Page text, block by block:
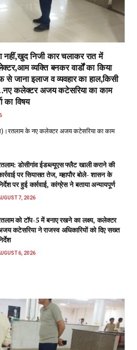
नहीं,खुद निजी कार चलाकर रात में
व्यक्ति बनकर वार्डों का किया
से जाना इलाज व व्यवहार का हाल,किसी
कलेक्टर अजय कटेसरिया का काम
का विषय
के नए कलेक्टर अजय कटेसरिया का काम
डोसीगांव ईडब्ल्यूएस फ्लैट खाली कराने की
पर सियासत तेज, महापौर बोले- शासन के
पर हुई कार्रवाई, कांग्रेस ने बताया अन्यायपूर्ण
7, 2026
को टॉप-5 में बनाए रखने का लक्ष्य, कलेक्टर
कटेसरिया ने राजस्व अधिकारियों को दिए सख्त
6, 2026